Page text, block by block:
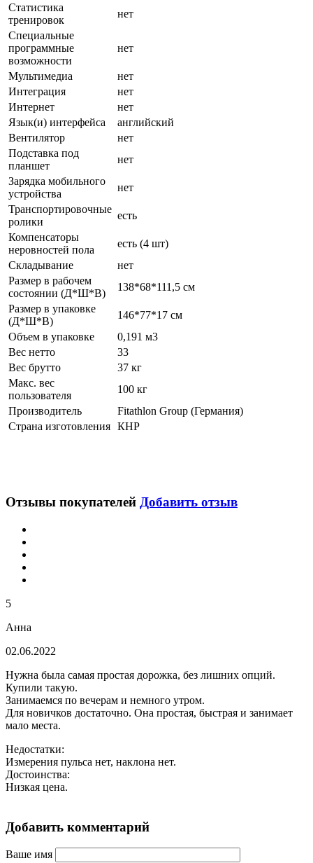
Статистика
тренировок
нет
Специальные
программные
возможности
нет
Мультимедиа
нет
Интеграция
нет
Интернет
нет
Язык(и) интерфейса
английский
Вентилятор
нет
Подставка под
планшет
нет
Зарядка мобильного
устройства
нет
Транспортировочные
ролики
есть
Компенсаторы
неровностей пола
есть (4 шт)
Складывание
нет
Размер в рабочем
состоянии (Д*Ш*В)
138*68*111,5 см
Размер в упаковке
(Д*Ш*В)
146*77*17 см
Объем в упаковке
0,191 м3
Вес нетто
33
Вес брутто
37 кг
Макс. вес
пользователя
100 кг
Производитель
Fitathlon Group (Германия)
Страна изготовления КНР
Отзывы покупателей Добавить отзыв
5
Анна
02.06.2022
Нужна была самая простая дорожка, без лишних опций.
Купили такую.
Занимаемся по вечерам и немного утром.
Для новичков достаточно. Она простая, быстрая и занимает
мало места.
Недостатки:
Измерения пульса нет, наклона нет.
Достоинства:
Низкая цена.
Добавить комментарий
Ваше имя